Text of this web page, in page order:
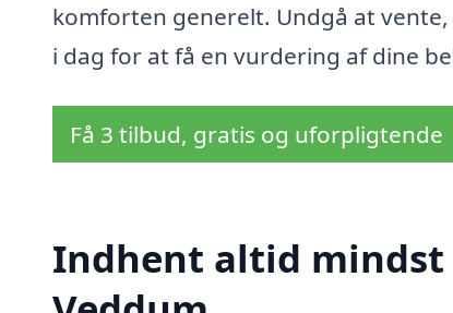
komforten generelt. Undgå at
i dag for at få en vurdering af dine
Få 3 tilbud, gratis og uforpligtende
Indhent altid